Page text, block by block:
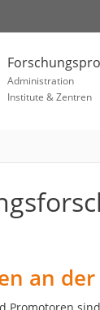
Administration
Institute & Zentren
an der